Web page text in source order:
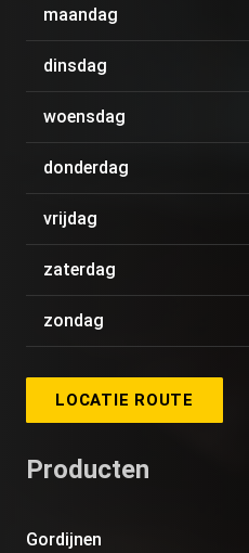
maandag
dinsdag
woensdag
donderdag
vrijdag
zaterdag
zondag
LOCATIE ROUTE
Producten
Gordijnen